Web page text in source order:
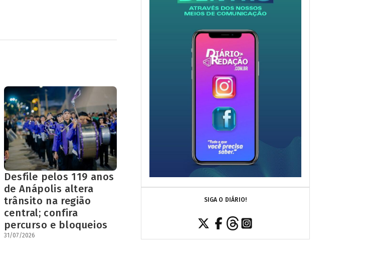
Desfile pelos 119 anos
de Anápolis altera
trânsito na região
central; confira
percurso e bloqueios
31/07/2026
SIGA O DIÁRIO!